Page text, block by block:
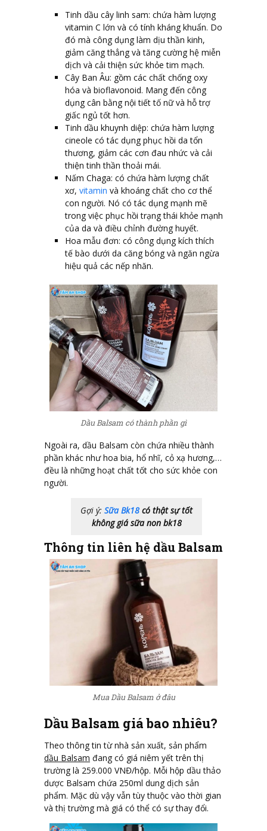
Tinh dầu cây linh sam: chứa hàm lượng
vitamin C lớn và có tính kháng khuẩn. Do
đó mà công dụng làm dịu thần kinh,
giảm căng thẳng và tăng cường hệ miễn
dịch và cải thiện sức khỏe tim mạch.
Cây Ban Âu: gồm các chất chống oxy
hóa và bioflavonoid. Mang đến công
dụng cân bằng nội tiết tố nữ và hỗ trợ
giấc ngủ tốt hơn.
Tinh dầu khuynh diệp: chứa hàm lượng
cineole có tác dụng phục hồi da tổn
thương, giảm các cơn đau nhức và cải
thiện tinh thần thoải mái.
Nấm Chaga: có chứa hàm lượng chất
xơ, vitamin và khoáng chất cho cơ thể
con người. Nó có tác dụng mạnh mẽ
trong việc phục hồi trạng thái khỏe mạnh
của da và điều chỉnh đường huyết.
Hoa mẫu đơn: có công dụng kích thích
tế bào dưới da căng bóng và ngăn ngừa
hiệu quả các nếp nhăn.
Dầu Balsam có thành phần gì
Ngoài ra, dầu Balsam còn chứa nhiều thành
phần khác như hoa bia, hổ nhĩ, cỏ xạ hương,…
đều là những hoạt chất tốt cho sức khỏe con
người.
Gợi ý: Sữa Bk18 có thật sự tốt
không giá sữa non bk18
Thông tin liên hệ dầuBalsam
Mua Dầu Balsam ở đâu
Dầu Balsam giá bao nhiêu?
Theo thông tin từ nhà sản xuất, sản phẩm
dầu Balsam đang có giá niêm yết trên thị
trường là 259.000 VNĐ/hộp. Mỗi hộp dầu thảo
dược Balsam chứa 250ml dung dịch sản
phẩm. Mặc dù vậy vẫn tùy thuộc vào thời gian
và thị trường mà giá có thể có sự thay đổi.